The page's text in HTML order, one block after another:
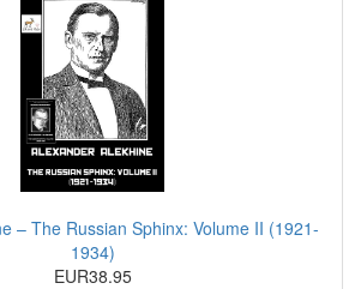
– The Russian Sphinx: Volume II (1921-
1934)
EUR38.95